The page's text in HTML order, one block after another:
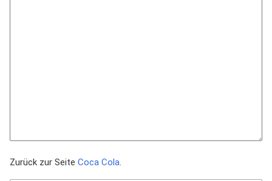
Zurück zur Seite Coca Cola.